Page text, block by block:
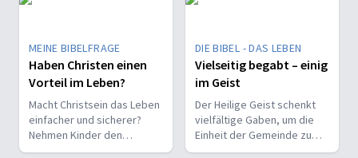
MEINE BIBELFRAGE
Haben Christen einen
Vorteil im Leben?
Macht Christsein das Leben
einfacher und sicherer?
Nehmen Kinder den
Glauben leichter an als
DIE BIBEL - DAS LEBEN
Vielseitig begabt – einig
im Geist
Der Heilige Geist schenkt
vielfältige Gaben, um die
Einheit der Gemeinde zu
stärken und sie zu